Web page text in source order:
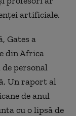
artificiale.
Gates a
din Africa
personal
Un raport al
de anul
cu o lipsă de